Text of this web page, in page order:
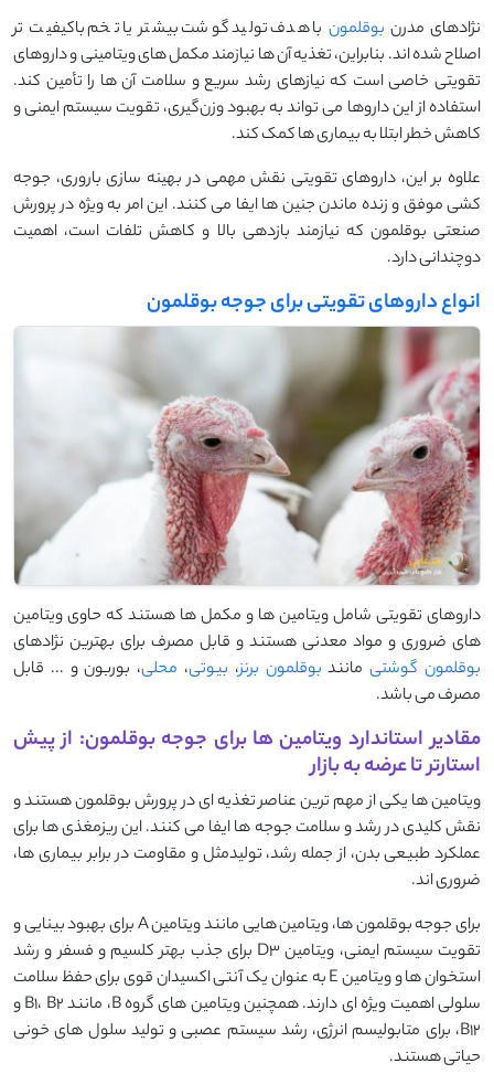
نژادهای مدرن بوقلمون با هدف تولید گوشت بیشتر یا تخم باکیفیت‌ تر
اصلاح شده ‌اند. بنابراین، تغذیه آن‌ ها نیازمند مکمل‌ های ویتامینی و داروهای
تقویتی خاصی است که نیازهای رشد سریع و سلامت آن ‌ها را تأمین کند.
استفاده از این داروها می ‌تواند به بهبود وزن‌گیری، تقویت سیستم ایمنی و
کاهش خطر ابتلا به بیماری‌ ها کمک کند.
علاوه بر این، داروهای تقویتی نقش مهمی در بهینه‌ سازی باروری، جوجه‌
کشی موفق و زنده ‌ماندن جنین ‌ها ایفا می‌ کنند. این امر به ‌ویژه در پرورش
صنعتی بوقلمون که نیازمند بازدهی بالا و کاهش تلفات است، اهمیت
دوچندانی دارد.
انواع داروهای تقویتی برای جوجه بوقلمون
داروهای تقویتی شامل ویتامین ها و مکمل ها هستند که حاوی ویتامین
های ضروری و مواد معدنی هستند و قابل مصرف برای بهترین نژادهای
بوقلمون گوشتیمانند بوقلمون برنز، بیوتی، محلی، بوربون و ... قابل
مصرف می باشد.
مقادیر استاندارد ویتامین‌ ها برای جوجه بوقلمون: از پیش
‌استارتر تا عرضه به بازار
ویتامین‌ ها یکی از مهم ‌ترین عناصر تغذیه ‌ای در پرورش بوقلمون هستند و
نقش کلیدی در رشد و سلامت جوجه ‌ها ایفا می ‌کنند. این ریزمغذی ‌ها برای
عملکرد طبیعی بدن، از جمله رشد، تولیدمثل و مقاومت در برابر بیماری‌ ها،
ضروری ‌اند.
برای جوجه بوقلمون‌ ها، ویتامین ‌هایی مانند ویتامین A برای بهبود بینایی و
تقویت سیستم ایمنی، ویتامین D3 برای جذب بهتر کلسیم و فسفر و رشد
استخوان ‌ها و ویتامین E به‌ عنوان یک آنتی ‌اکسیدان قوی برای حفظ سلامت
سلولی اهمیت ویژه ‌ای دارند. همچنین ویتامین ‌های گروه B، مانند B1، B2 و
B12، برای متابولیسم انرژی، رشد سیستم عصبی و تولید سلول ‌های خونی
حیاتی هستند.